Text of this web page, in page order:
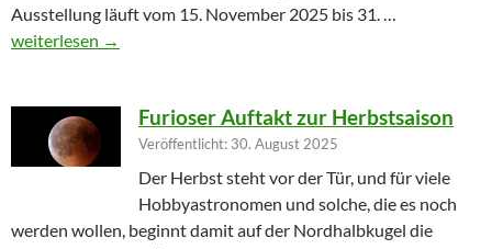
Ausstellung läuft vom 15. November 2025 bis 31. …
Zwischen Wort und Weltall – Abheben erwünscht!
weiterlesen →
Furioser Auftakt zur Herbstsaison
Veröffentlicht: 30. August 2025
Der Herbst steht vor der Tür, und für viele
Hobbyastronomen und solche, die es noch
werden wollen, beginnt damit auf der Nordhalbkugel die